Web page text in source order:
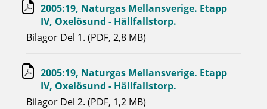
2005:19, Naturgas Mellansverige. Etapp
IV, Oxelösund - Hällfallstorp.
Bilagor Del 1. (PDF, 2,8 MB)
2005:19, Naturgas Mellansverige. Etapp
IV, Oxelösund - Hällfallstorp.
Bilagor Del 2. (PDF, 1,2 MB)